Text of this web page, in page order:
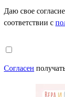
Даю свое
соответствии с
Согласен